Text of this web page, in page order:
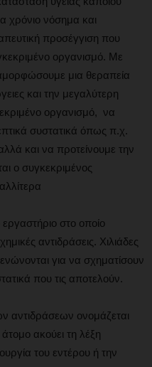
χρόνιο νόσημα και
προσέγγιση που
οργανισμό. Με
μια θεραπεία
και την μεγαλύτερη
οργανισμό, να
συστατικά όπως π.χ.
και να προτείνουμε την
ο συγκεκριμένος
στο οποίο
αντιδράσεις. Χιλιάδες
για να σχηματίσουν
που τις αποτελούν.
αντιδράσεων ονομάζεται
ακούει τη λέξη
του εντέρου ή την